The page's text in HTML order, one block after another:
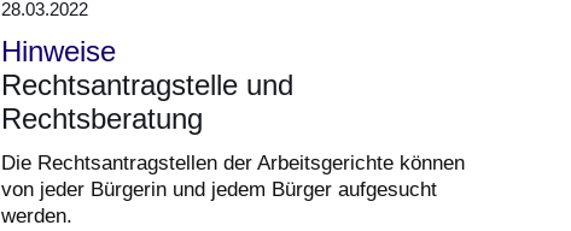
28.03.2022
Hinweise
Rechtsantragstelle und
Rechtsberatung
Die Rechtsantragstellen der Arbeitsgerichte können
von jeder Bürgerin und jedem Bürger aufgesucht
werden.